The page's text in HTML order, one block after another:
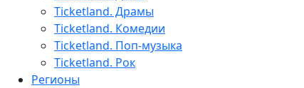
Ticketland. Драмы
Ticketland. Комедии
Ticketland. Поп-музыка
Ticketland. Рок
Регионы